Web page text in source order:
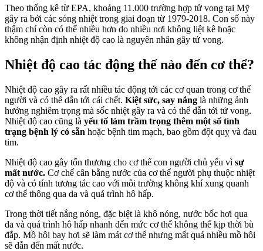
Theo thống kê từ EPA, khoảng 11.000 trường hợp tử vong tại Mỹ
gây ra bởi các sóng nhiệt trong giai đoạn từ 1979-2018. Con số này
thậm chí còn có thể nhiều hơn do nhiều nơi không liệt kê hoặc
không nhận định nhiệt độ cao là nguyên nhân gây tử vong.
Nhiệt độ cao tác động thế nào đến cơ thể?
Nhiệt độ cao gây ra rất nhiều tác động tới các cơ quan trong cơ thể
người và có thể dẫn tới cái chết. Kiệt sức, say nắng là những ảnh
hưởng nghiêm trọng mà sốc nhiệt gây ra và có thể dẫn tới tử vong.
Nhiệt độ cao cũng là yếu tố làm trầm trọng thêm một số tình
trạng bệnh lý có sẵn hoặc bệnh tim mạch, bao gồm đột quỵ và đau
tim.
Nhiệt độ cao gây tổn thương cho cơ thể con người chủ yếu vì sự
mất nước. Cơ chế cân bằng nước của cơ thể người phụ thuộc nhiệt
độ và có tính tương tác cao với môi trường không khí xung quanh
cơ thể thông qua da và quá trình hô hấp.
Trong thời tiết nắng nóng, đặc biệt là khô nóng, nước bốc hơi qua
da và quá trình hô hấp nhanh đến mức cơ thể không thể kịp thời bù
đắp. Mồ hôi bay hơi sẽ làm mát cơ thể nhưng mất quá nhiều mồ hôi
sẽ dẫn đến mất nước.